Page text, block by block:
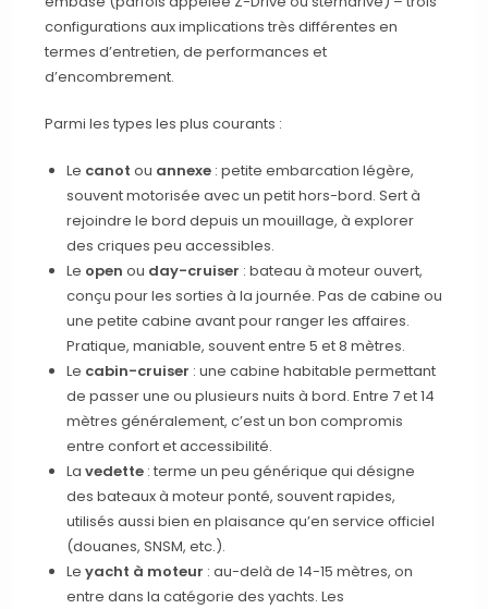
configurations aux implications très différentes en
termes d’entretien, de performances et
d’encombrement.
Parmi les types les plus courants :
Le canot ou annexe : petite embarcation légère,
souvent motorisée avec un petit hors-bord. Sert à
rejoindre le bord depuis un mouillage, à explorer
des criques peu accessibles.
Le open ou day-cruiser : bateau à moteur ouvert,
conçu pour les sorties à la journée. Pas de cabine ou
une petite cabine avant pour ranger les affaires.
Pratique, maniable, souvent entre 5 et 8 mètres.
Le cabin-cruiser : une cabine habitable permettant
de passer une ou plusieurs nuits à bord. Entre 7 et 14
mètres généralement, c’est un bon compromis
entre confort et accessibilité.
Lavedette : terme un peu générique qui désigne
des bateaux à moteur ponté, souvent rapides,
utilisés aussi bien en plaisance qu’en service officiel
(douanes, SNSM, etc.).
Leyacht à moteur : au-delà de 14-15 mètres, on
entre dans la catégorie des yachts. Les